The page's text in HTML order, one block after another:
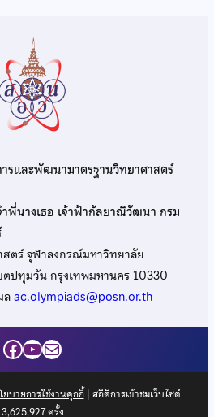
รและพัฒนามาตรฐานวิทยาศาสตร์
พี่นางเธอ เจ้าฟ้ากัลยาณิวัฒนา กรม
ตร์ จุฬาลงกรณ์มหาวิทยาลัย
ปทุมวัน กรุงเทพมหานคร 10330
ลac.olympiads@posn.or.th
Facebook
YouTube
Mail
ยบายการใช้งานคุกกี้| สถิติการเข้าชมเว็บไซต์
3,625,927ครั้ง